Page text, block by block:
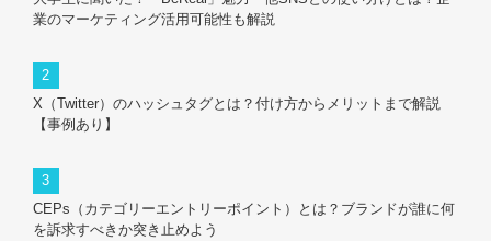
業のマーケティング活用可能性も解説
X（Twitter）のハッシュタグとは？付け方からメリットまで解説
【事例あり】
CEPs（カテゴリーエントリーポイント）とは？ブランドが誰に何
を訴求すべきか突き止めよう